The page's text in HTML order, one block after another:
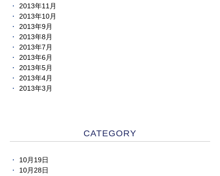
2013年11月
2013年10月
2013年9月
2013年8月
2013年7月
2013年6月
2013年5月
2013年4月
2013年3月
CATEGORY
10月19日
10月28日